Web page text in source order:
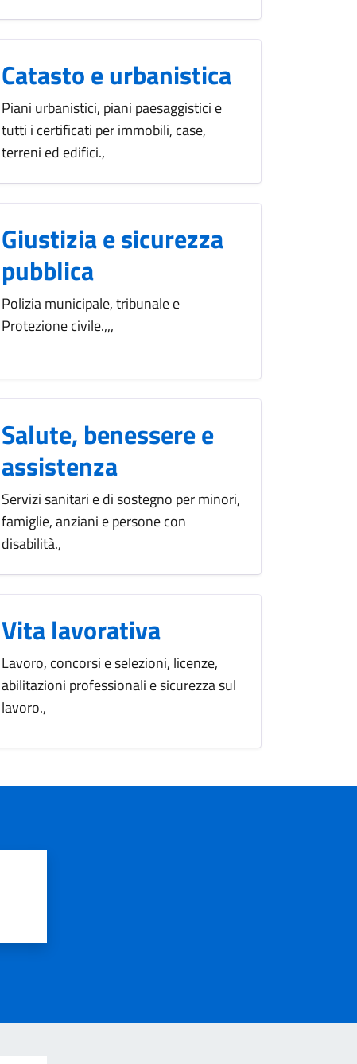
Catasto e urbanistica
Piani urbanistici, piani paesaggistici e
tutti i certificati per immobili, case,
terreni ed edifici.,
Giustizia e sicurezza
pubblica
Polizia municipale, tribunale e
Protezione civile.,,,
Salute, benessere e
assistenza
Servizi sanitari e di sostegno per minori,
famiglie, anziani e persone con
disabilità.,
Vita lavorativa
Lavoro, concorsi e selezioni, licenze,
abilitazioni professionali e sicurezza sul
lavoro.,